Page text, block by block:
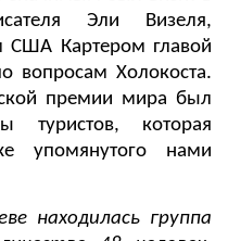
Эли Визеля,
США Картером главой
вопросам Холокоста.
премии мира был
туристов, которая
упомянутого нами
находилась группа